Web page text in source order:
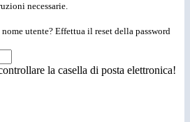
necessarie.
utente? Effettua il reset della password
la casella di posta elettronica!